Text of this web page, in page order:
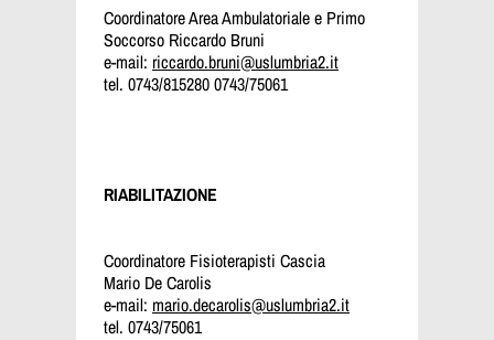
Coordinatore Area Ambulatoriale e Primo
Soccorso Riccardo Bruni
e-mail: riccardo.bruni@uslumbria2.it
tel. 0743/815280 0743/75061
RIABILITAZIONE
Coordinatore Fisioterapisti Cascia
Mario De Carolis
e-mail: mario.decarolis@uslumbria2.it
tel. 0743/75061